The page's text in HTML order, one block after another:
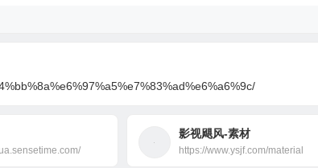
影视飓风-素材
https://www.ysjf.com/material